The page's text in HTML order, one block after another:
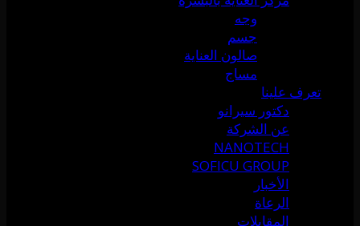
وجه
جسم
صالون العناية
مساج
تعرف علينا
دكتور سيرانو
عن الشركة
NANOTECH
SOFICU GROUP
الأخبار
الرعاة
المقابلات